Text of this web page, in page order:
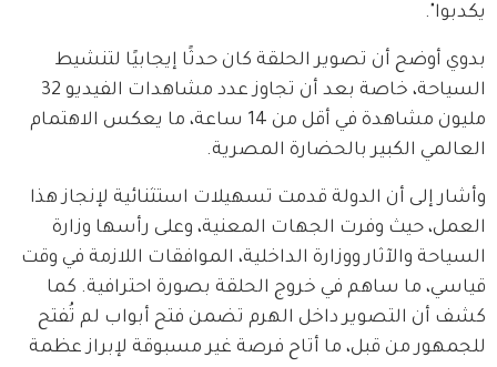
يكدبوا".
بدوي أوضح أن تصوير الحلقة كان حدثًا إيجابيًا لتنشيط
مليون مشاهدة في أقل من 14 ساعة، ما يعكس الاهتمام
العالمي الكبير بالحضارة المصرية.
وأشار إلى أن الدولة قدمت تسهيلات استثنائية لإنجاز هذا
العمل، حيث وفرت الجهات المعنية، وعلى رأسها وزارة
السياحة والآثار ووزارة الداخلية، الموافقات اللازمة في وقت
قياسي، ما ساهم في خروج الحلقة بصورة احترافية. كما
كشف أن التصوير داخل الهرم تضمن فتح أبواب لم تُفتح
للجمهور من قبل، ما أتاح فرصة غير مسبوقة لإبراز عظمة